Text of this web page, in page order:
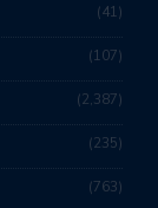
41
107
2,387
235
763